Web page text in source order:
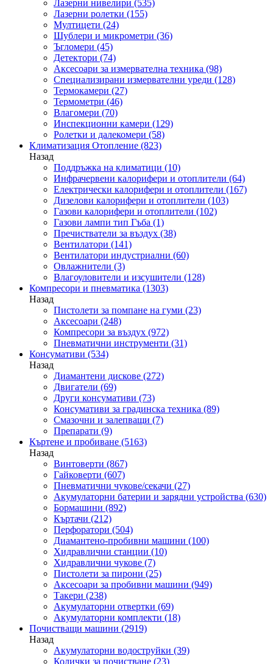
Лазерни нивелири (535)
Лазерни ролетки (155)
Мултицети (24)
Шублери и микрометри (36)
Ъгломери (45)
Детектори (74)
Аксесоари за измервателна техника (98)
Специализирани измервателни уреди (128)
Термокамери (27)
Термометри (46)
Влагомери (70)
Инспекционни камери (129)
Ролетки и далекомери (58)
Климатизация Отопление (823)
Назад
Поддръжка на климатици (10)
Инфрачервени калорифери и отоплители (64)
Електрически калорифери и отоплители (167)
Дизелови калорифери и отоплители (103)
Газови калорифери и отоплители (102)
Газови лампи тип Гъба (1)
Пречистватели за въздух (38)
Вентилатори (141)
Вентилатори индустриални (60)
Овлажнители (3)
Влагоуловители и изсушители (128)
Компресори и пневматика (1303)
Назад
Пистолети за помпане на гуми (23)
Аксесоари (248)
Компресори за въздух (972)
Пневматични инструменти (31)
Консумативи (534)
Назад
Диамантени дискове (272)
Двигатели (69)
Други консумативи (73)
Консумативи за градинска техника (89)
Смазочни и залепващи (7)
Препарати (9)
Къртене и пробиване (5163)
Назад
Винтоверти (867)
Гайковерти (607)
Пневматични чукове/секачи (27)
Акумулаторни батерии и зарядни устройства (630)
Бормашини (892)
Къртачи (212)
Перфоратори (504)
Диамантено-пробивни машини (100)
Хидравлични станции (10)
Хидравлични чукове (7)
Пистолети за пирони (25)
Аксесоари за пробивни машини (949)
Такери (238)
Акумулаторни отвертки (69)
Акумулаторни комплекти (18)
Почистващи машини (2919)
Назад
Акумулаторни водоструйки (39)
Колички за почистване (23)